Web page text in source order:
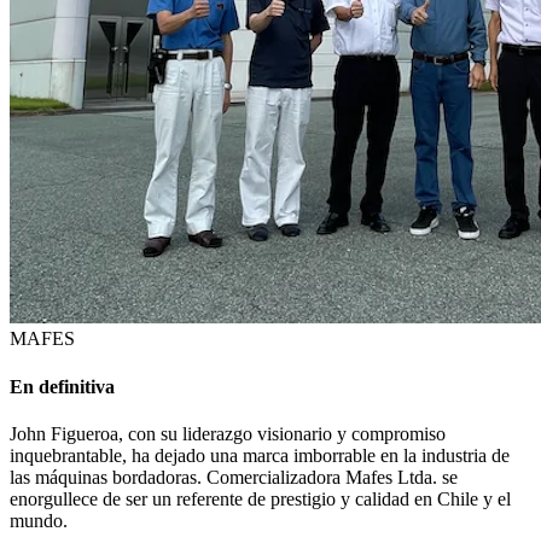
MAFES
En definitiva
John Figueroa, con su liderazgo visionario y compromiso
inquebrantable, ha dejado una marca imborrable en la industria de
las máquinas bordadoras. Comercializadora Mafes Ltda. se
enorgullece de ser un referente de prestigio y calidad en Chile y el
mundo.